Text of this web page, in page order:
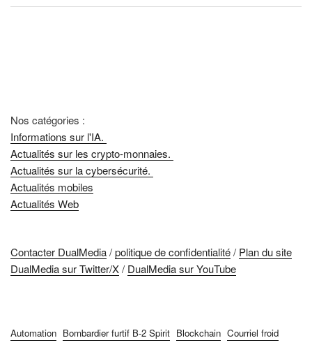
Nos catégories :
Informations sur l'IA.
Actualités sur les crypto-monnaies.
Actualités sur la cybersécurité.
Actualités mobiles
Actualités Web
Contacter DualMedia/politique de confidentialité/ Plan du site
DualMedia sur Twitter/X/ DualMedia sur YouTube
Automation Bombardier furtif B-2 Spirit Blockchain Courriel froid